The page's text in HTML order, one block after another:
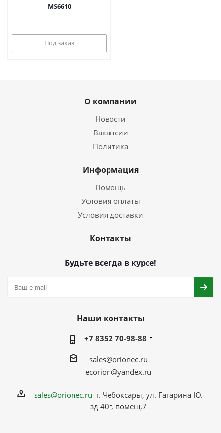
MS6610
Под заказ
О компании
Новости
Вакансии
Политика
Информация
Помощь
Условия оплаты
Условия доставки
Контакты
Будьте всегда в курсе!
Наши контакты
+7 8352 70-98-88
sales@orionec.ru
ecorion@yandex.ru
sales@orionec.ru г. Чебоксары, ул. Гагарина Ю.
зд 40г, помещ.7